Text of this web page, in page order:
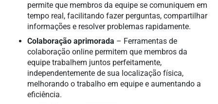
permite que membros da equipe se comuniquem em
tempo real, facilitando fazer perguntas, compartilhar
informações e resolver problemas rapidamente.
Colaboração aprimorada – Ferramentas de
colaboração online permitem que membros da
equipe trabalhem juntos perfeitamente,
independentemente de sua localização física,
melhorando o trabalho em equipe e aumentando a
eficiência.